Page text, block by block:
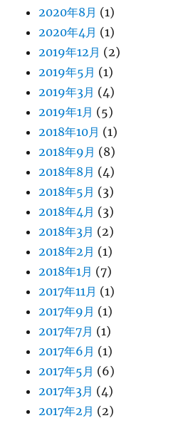
2020年8月 (1)
2020年4月 (1)
2019年12月 (2)
2019年5月 (1)
2019年3月 (4)
2019年1月 (5)
2018年10月 (1)
2018年9月 (8)
2018年8月 (4)
2018年5月 (3)
2018年4月 (3)
2018年3月 (2)
2018年2月 (1)
2018年1月 (7)
2017年11月 (1)
2017年9月 (1)
2017年7月 (1)
2017年6月 (1)
2017年5月 (6)
2017年3月 (4)
2017年2月 (2)